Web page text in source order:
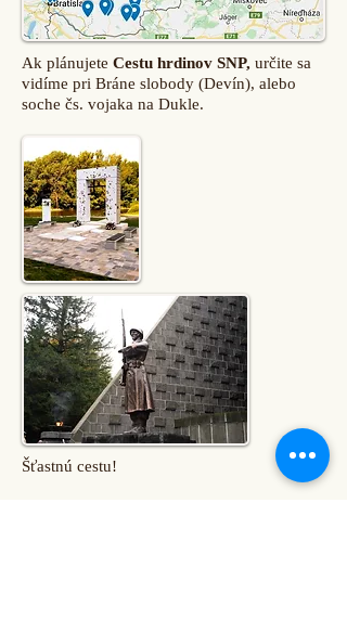
Ak plánujete Cestu hrdinov SNP, určite sa
vidíme pri Bráne slobody (Devín), alebo
soche čs. vojaka na Dukle.
Šťastnú cestu!